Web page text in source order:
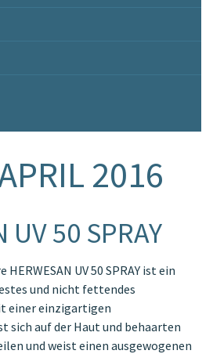
2016
UV 50 SPRAY
UV 50 SPRAY ist ein
und nicht fettendes
einer einzigartigen
sich auf der Haut und behaarten
und weist einen ausgewogenen